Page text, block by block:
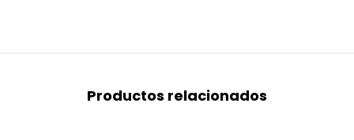
Productos relacionados